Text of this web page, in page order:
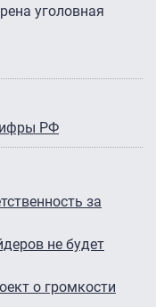
уголовная
РФ
за
не будет
о громкости